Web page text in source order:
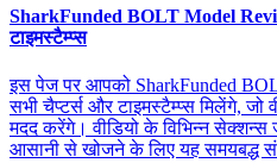
SharkFunded BOLT Model
टाइमस्टैम्प्स
इस पेज पर आपको SharkFunded
सभी चैप्टर्स और टाइमस्टैम्प्स मिलेंगे,
मदद करेंगे। वीडियो के विभिन्न
आसानी से खोजने के लिए यह समयबद्ध